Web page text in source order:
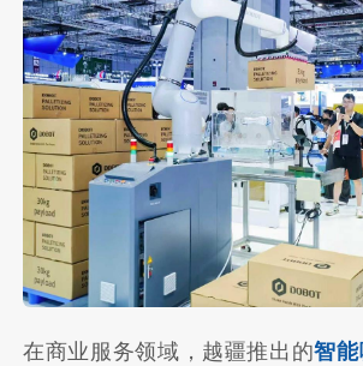
在商业服务领域，越疆推出的智